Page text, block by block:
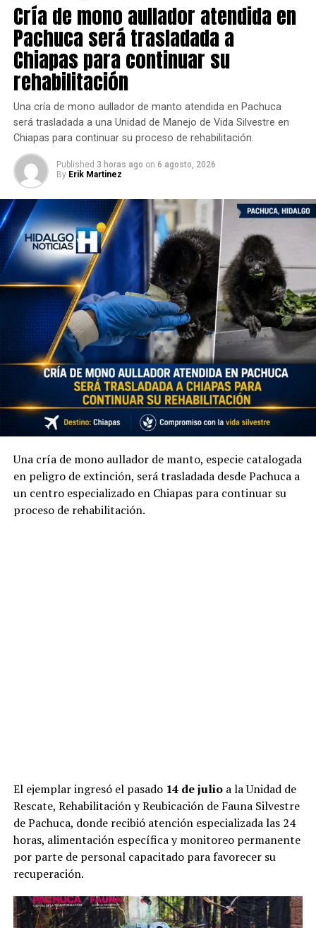
Cría de mono aullador atendida en
Pachuca será trasladada a
Chiapas para continuar su
rehabilitación
Una cría de mono aullador de manto atendida en Pachuca
será trasladada a una Unidad de Manejo de Vida Silvestre en
Chiapas para continuar su proceso de rehabilitación.
Published 3 horas ago on 6 agosto, 2026
By Erik Martinez
Una cría de mono aullador de manto, especie catalogada
en peligro de extinción, será trasladada desde Pachuca a
un centro especializado en Chiapas para continuar su
proceso de rehabilitación.
El ejemplar ingresó el pasado 14 de julioa la Unidad de
Rescate, Rehabilitación y Reubicación de Fauna Silvestre
de Pachuca, donde recibió atención especializada las 24
horas, alimentación específica y monitoreo permanente
por parte de personal capacitado para favorecer su
recuperación.